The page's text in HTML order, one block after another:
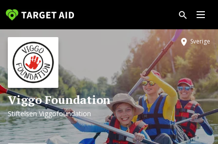
Viggo Foundation
Stiftelsen Viggofoundation
Sverige